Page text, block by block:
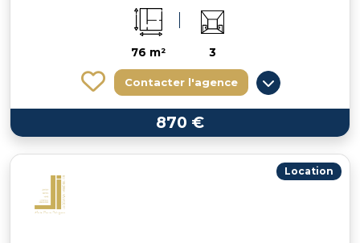
76 m² 3
Contacter l'agence
870 €
Location